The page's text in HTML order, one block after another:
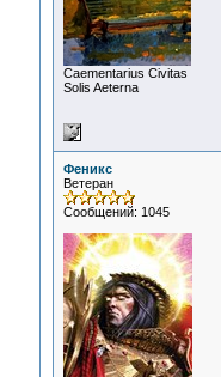
Сaementarius Civitas
Solis Aeterna
Феникс
Ветеран
Сообщений: 1045